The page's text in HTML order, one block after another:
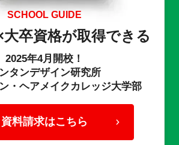
SCHOOL GUIDE
卒資格が取得できる
2025年4月開校！
タンデザイン研究所
・ヘアメイクカレッジ大学部
資料請求はこちら